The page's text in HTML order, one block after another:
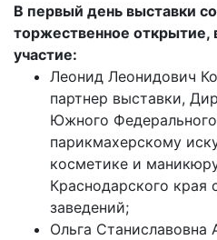
В первый день выставки
торжественное открытие,
участие:
Леонид Леонидович
партнер выставки,
Южного
парикмахерскому
косметике и
Краснодарского края
заведений;
Ольга Станиславовна